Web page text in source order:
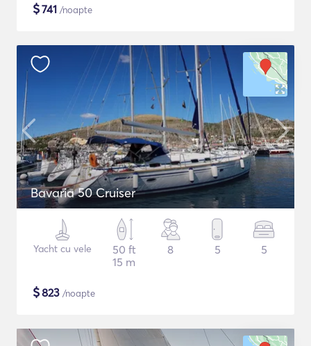
$741 /noapte
Bavaria 50 Cruiser
Yacht cu vele
50 ft
15 m
8 5 5
$823 /noapte